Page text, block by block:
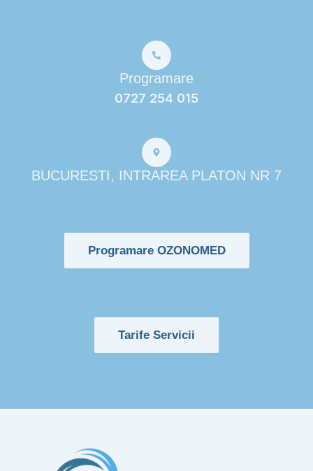
Programare
0727 254 015
BUCURESTI, INTRAREA PLATON NR 7
Programare OZONOMED
Tarife Servicii